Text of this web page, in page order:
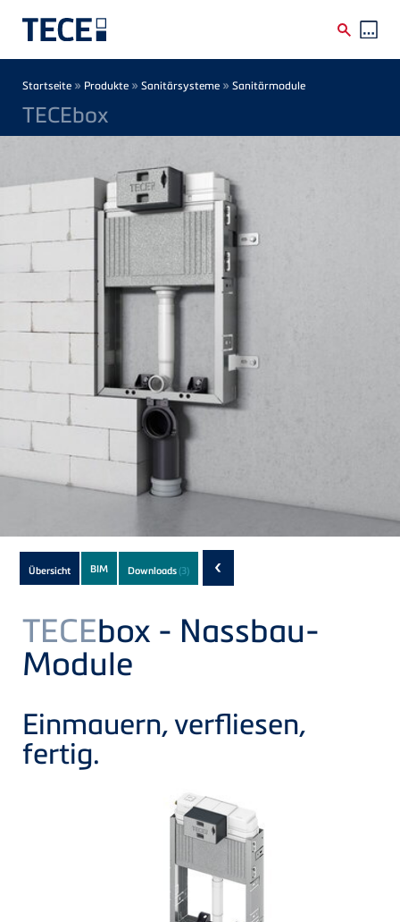
Breadcrumb
Startseite » Produkte » Sanitärsysteme » Sanitärmodule
TECEbox
Subnavigation
of
current
Product
Übersicht BIM Downloads(3) ‹
TECEbox - Nassbau-
Module
Einmauern, verfliesen,
fertig.